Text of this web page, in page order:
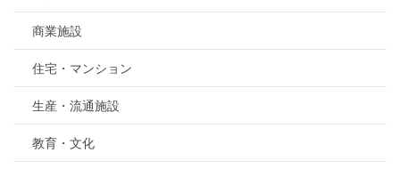
商業施設
住宅・マンション
生産・流通施設
教育・文化